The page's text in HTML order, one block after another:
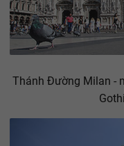
Thánh Đường Milan -